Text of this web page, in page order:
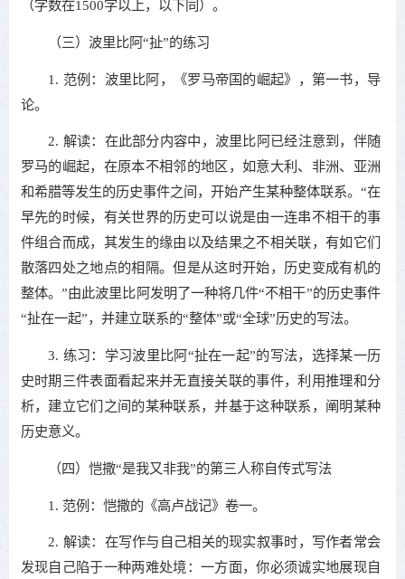
（字数在1500字以上，以下同）。
（三）波里比阿“扯”的练习
1. 范例：波里比阿，《罗马帝国的崛起》，第一书，导
论。
2. 解读：在此部分内容中，波里比阿已经注意到，伴随
罗马的崛起，在原本不相邻的地区，如意大利、非洲、亚洲
和希腊等发生的历史事件之间，开始产生某种整体联系。“在
早先的时候，有关世界的历史可以说是由一连串不相干的事
件组合而成，其发生的缘由以及结果之不相关联，有如它们
散落四处之地点的相隔。但是从这时开始，历史变成有机的
整体。”由此波里比阿发明了一种将几件“不相干”的历史事件
“扯在一起”，并建立联系的“整体”或“全球”历史的写法。
3. 练习：学习波里比阿“扯在一起”的写法，选择某一历
史时期三件表面看起来并无直接关联的事件，利用推理和分
析，建立它们之间的某种联系，并基于这种联系，阐明某种
历史意义。
（四）恺撒“是我又非我”的第三人称自传式写法
1. 范例：恺撒的《高卢战记》卷一。
2. 解读：在写作与自己相关的现实叙事时，写作者常会
发现自己陷于一种两难处境：一方面，你必须诚实地展现自